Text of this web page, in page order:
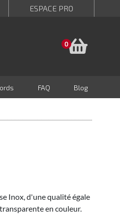
ESPACE PRO
0
FAQ Blog
Inox, d'une qualité égale
en couleur.